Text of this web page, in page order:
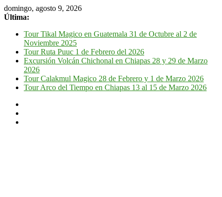
domingo, agosto 9, 2026
Última:
Tour Tikal Magico en Guatemala 31 de Octubre al 2 de
Noviembre 2025
Tour Ruta Puuc 1 de Febrero del 2026
Excursión Volcán Chichonal en Chiapas 28 y 29 de Marzo
2026
Tour Calakmul Magico 28 de Febrero y 1 de Marzo 2026
Tour Arco del Tiempo en Chiapas 13 al 15 de Marzo 2026